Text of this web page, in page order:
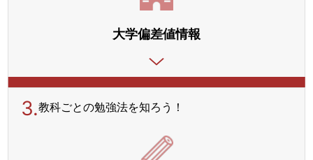
大学偏差値情報
3.教科ごとの勉強法を知ろう！